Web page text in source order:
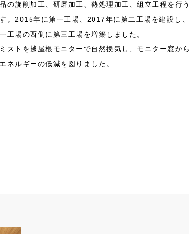
の旋削加工、研磨加工、熱処理加工、組立工程を行う
。2015年に第一工場、2017年に第二工場を建設し、
工場の西側に第三工場を増築しました。
ストを越屋根モニターで自然換気し、モニター窓から
ネルギーの低減を図りました。